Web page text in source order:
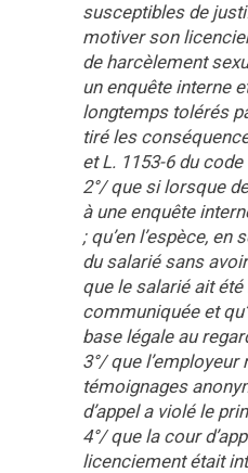
susceptibles de
motiver son
de harcèlement
un enquête interne
longtemps tolérés
tiré les
et L. 1153-6 du
2°/ que si lorsque
à une enquête
; qu’en l’espèce,
du salarié sans
que le salarié ait
communiquée et
base légale au
3°/ que l’employeur
témoignages
d’appel a violé le
4°/ que la cour
licenciement était